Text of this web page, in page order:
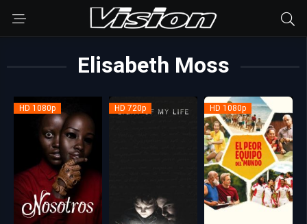
Elisabeth Moss
HD 1080p HD 720p HD 1080p